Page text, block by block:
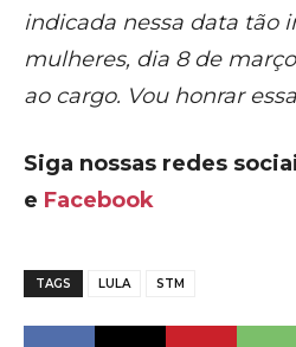
indicada nessa data tão
mulheres, dia 8 de
ao cargo. Vou honrar
Siga nossas redes
e Facebook
TAGS LULA STM